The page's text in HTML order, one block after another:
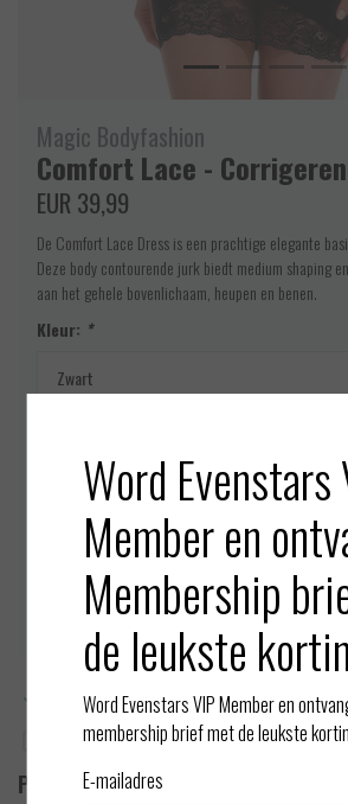
Magic Bodyfashion
Comfort Lace -
EUR 39,99
De Comfort Lace Dress is een prachtige elegante
Deze body contourende jurk biedt medium shaping
aan het gehele bovenlichaam, heupen en benen.
Kleur: *
Op voorraad (1)
Toevoegen aan
Meer informatie?Neem contact op over
Toevoegen aan vergelijking
Productomschrijving
Word Evenstars
Member en
Membership
de leukste
Word Evenstars VIP Member en
membership brief met de leukste
E-mailadres